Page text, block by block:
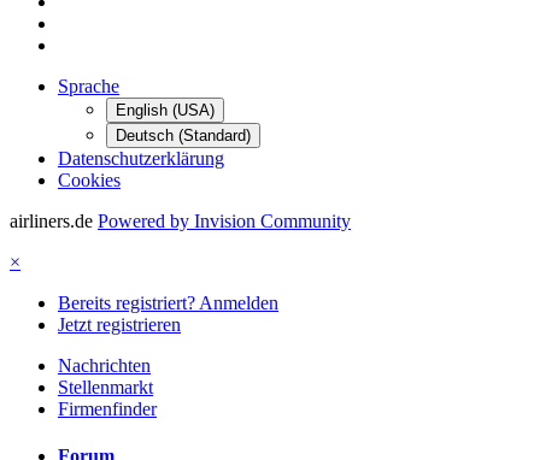
Sprache
English (USA)
Deutsch (Standard)
Datenschutzerklärung
Cookies
airliners.de Powered by Invision Community
×
Bereits registriert? Anmelden
Jetzt registrieren
Nachrichten
Stellenmarkt
Firmenfinder